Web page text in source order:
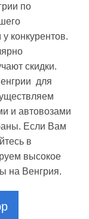
по
конкурентов.
скидки.
для
и автовозами
Если Вам
в
высокое
на Венгрия.